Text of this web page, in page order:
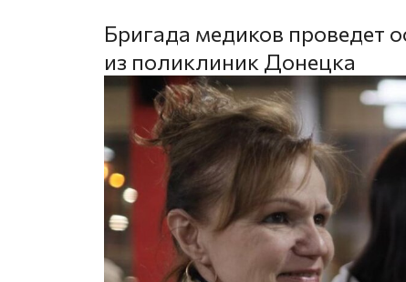
Бригада медиков проведет
из поликлиник Донецка